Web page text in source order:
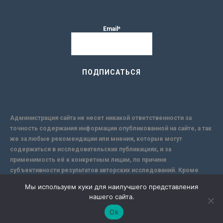
Email*
Администрация сайта не несет никакой ответственности за
точность содержания информации опубликованной на сайте, а так
же за любые рекомендации или мнения, которые могут
содержаться в исследовательских публикациях, и за
применимость её к конкретным лицам, по причине
субъективности результатов авторских исследований. Кроме
надежной защиты информации, Сайт не несет ответственности за
Мы используем куки для наилучшего представления
нашего сайта.
Ok